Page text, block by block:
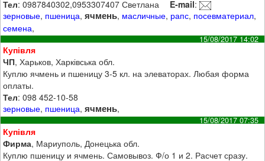
Тел: 0987840302,0953307407 Светлана E-mail:
зерновые, пшеница,ячмень, масличные, рапс, посевматериал,
семена,
15/08/2017 14:02
Купівля
ЧП, Харьков, Харківська обл.
Куплю ячмень и пшеницу 3-5 кл. на элеваторах. Любая форма
оплаты.
Тел: 098 452-10-58
зерновые, пшеница,ячмень,
15/08/2017 07:35
Купівля
Фирма, Мариуполь, Донецька обл.
Куплю пшеницу и ячмень. Самовывоз. Ф/о 1 и 2. Расчет сразу.